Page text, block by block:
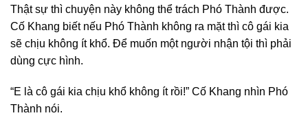
Thật sự thì chuyện này không thể trách Phó Thành được.
Cố Khang biết nếu Phó Thành không ra mặt thì cô gái kia
sẽ chịu không ít khổ. Để muốn một người nhận tội thì phải
dùng cực hình.
“E là cô gái kia chịu khổ không ít rồi!” Cố Khang nhìn Phó
Thành nói.